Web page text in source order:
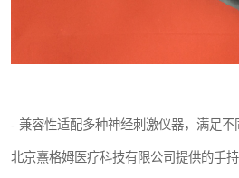
- 兼容性适配多种神经刺激仪器，满足不
北京熹格姆医疗科技有限公司提供的手